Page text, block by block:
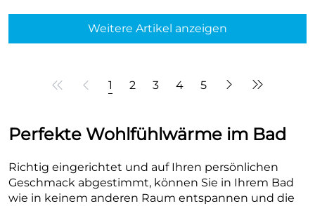
Weitere Artikel anzeigen
1 2 3 4 5
Perfekte Wohlfühlwärme im Bad
Richtig eingerichtet und auf Ihren persönlichen
Geschmack abgestimmt, können Sie in Ihrem Bad
wie in keinem anderen Raum entspannen und die